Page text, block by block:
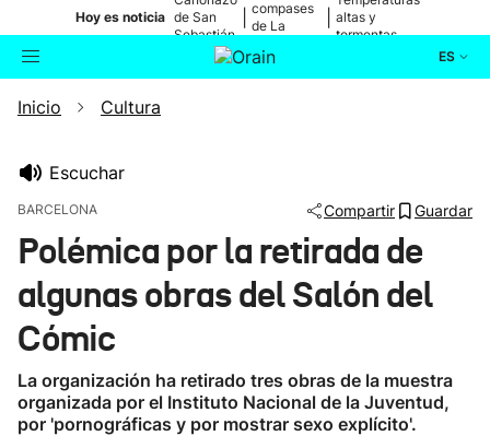
Hoy es noticia de San
Sebastián
compases
de La
altas y
tormentas
ES
Buscador
Ikusmiran
Inicio Cultura
Escuchar
BARCELONA Compartir Guardar
Polémica por la retirada de
algunas obras del Salón del
Cómic
La organización ha retirado tres obras de la muestra
organizada por el Instituto Nacional de la Juventud,
por 'pornográficas y por mostrar sexo explícito'.